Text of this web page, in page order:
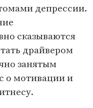
депрессии.
сказываются
драйвером
занятым
о мотивации и